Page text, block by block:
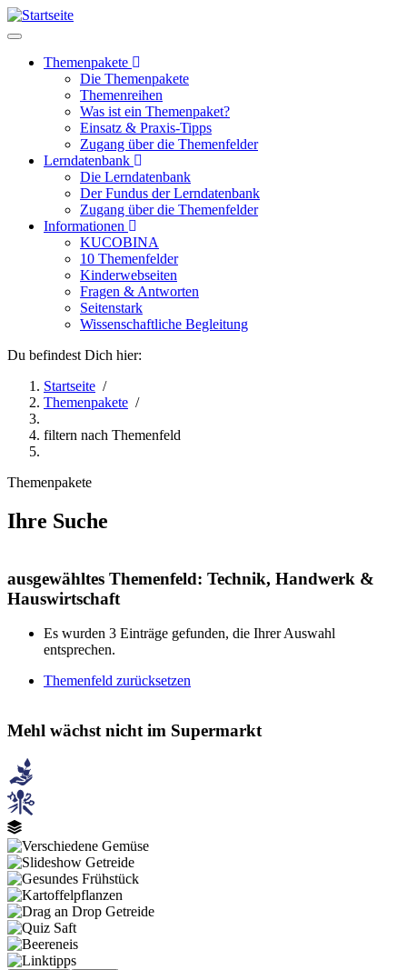
Direkt
zum
Hauptnavigation
Themenpakete
Die Themenpakete
Themenreihen
Was ist ein Themenpaket?
Einsatz & Praxis-Tipps
Zugang über die Themenfelder
Lerndatenbank
Die Lerndatenbank
Der Fundus der Lerndatenbank
Zugang über die Themenfelder
Informationen
KUCOBINA
10 Themenfelder
Kinderwebseiten
Fragen & Antworten
Seitenstark
Wissenschaftliche Begleitung
Du befindest Dich hier:
Startseite /
Themenpakete /
filtern nach Themenfeld
Themenpakete
Ihre Suche
ausgewähltes Themenfeld: Technik, Handwerk &
Hauswirtschaft
Es wurden 3 Einträge gefunden, die Ihrer Auswahl
entsprechen.
Themenfeld zurücksetzen
Mehl wächst nicht im Supermarkt
Bild
Bild
Bild
Bild
Bild
Bild
Bild
Bild